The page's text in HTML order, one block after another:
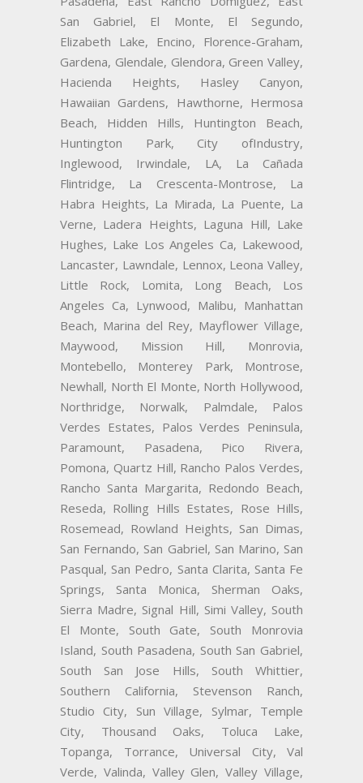
San Gabriel, El Monte, El Segundo,
Elizabeth Lake, Encino, Florence-Graham,
Gardena, Glendale, Glendora, Green Valley,
Hacienda Heights, Hasley Canyon,
Hawaiian Gardens, Hawthorne, Hermosa
Beach, Hidden Hills, Huntington Beach,
Huntington Park, City ofIndustry,
Inglewood, Irwindale, LA, La Cañada
Flintridge, La Crescenta-Montrose, La
Habra Heights, La Mirada, La Puente, La
Verne, Ladera Heights, Laguna Hill, Lake
Hughes, Lake Los Angeles Ca, Lakewood,
Lancaster, Lawndale, Lennox, Leona Valley,
Little Rock, Lomita, Long Beach, Los
Angeles Ca, Lynwood, Malibu, Manhattan
Beach, Marina del Rey, Mayflower Village,
Maywood, Mission Hill, Monrovia,
Montebello, Monterey Park, Montrose,
Newhall, North El Monte, North Hollywood,
Northridge, Norwalk, Palmdale, Palos
Verdes Estates, Palos Verdes Peninsula,
Paramount, Pasadena, Pico Rivera,
Pomona, Quartz Hill, Rancho Palos Verdes,
Rancho Santa Margarita, Redondo Beach,
Reseda, Rolling Hills Estates, Rose Hills,
Rosemead, Rowland Heights, San Dimas,
San Fernando, San Gabriel, San Marino, San
Pasqual, San Pedro, Santa Clarita, Santa Fe
Springs, Santa Monica, Sherman Oaks,
Sierra Madre, Signal Hill, Simi Valley, South
El Monte, South Gate, South Monrovia
Island, South Pasadena, South San Gabriel,
South San Jose Hills, South Whittier,
Southern California, Stevenson Ranch,
Studio City, Sun Village, Sylmar, Temple
City, Thousand Oaks, Toluca Lake,
Topanga, Torrance, Universal City, Val
Verde, Valinda, Valley Glen, Valley Village,